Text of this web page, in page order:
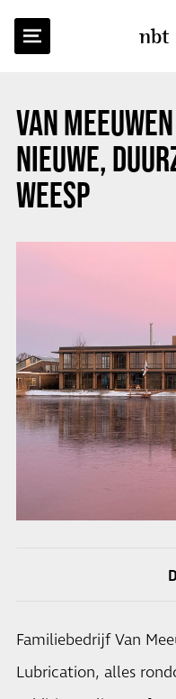
nbt
VAN
NIEUWE,
WEESP
TERUG NAAR OVERZICHT
Familiebedrijf Van
Lubrication, alles